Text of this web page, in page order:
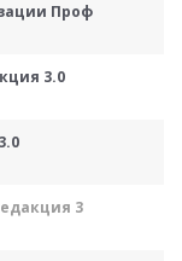
Проф
3.0
3